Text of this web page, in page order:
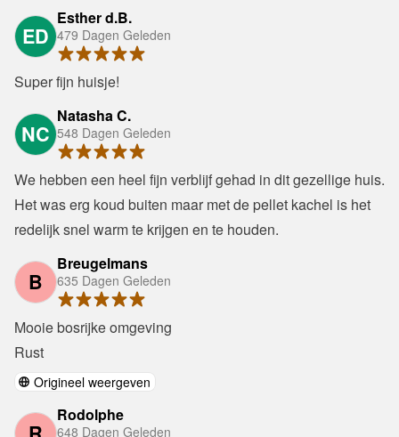
ED
Esther d.B.
479 Dagen Geleden
Super fijn huisje!
NC
Natasha C.
548 Dagen Geleden
We hebben een heel fijn verblijf gehad in dit gezellige huis.
Het was erg koud buiten maar met de pellet kachel is het
redelijk snel warm te krijgen en te houden.
B
Breugelmans
635 Dagen Geleden
Mooie bosrijke omgeving
Rust
Origineel weergeven
Rodolphe
648 Dagen Geleden